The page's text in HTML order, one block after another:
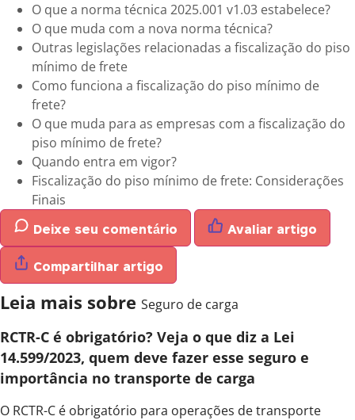
O que a norma técnica 2025.001 v1.03 estabelece?
O que muda com a nova norma técnica?
Outras legislações relacionadas a fiscalização do piso
mínimo de frete
Como funciona a fiscalização do piso mínimo de
frete?
O que muda para as empresas com a fiscalização do
piso mínimo de frete?
Quando entra em vigor?
Fiscalização do piso mínimo de frete: Considerações
Finais
Deixe seu comentário
Avaliar artigo
Compartilhar artigo
Leia mais sobre Seguro de carga
RCTR-C é obrigatório? Veja o que diz a Lei
14.599/2023, quem deve fazer esse seguro e
importância no transporte de carga
O RCTR-C é obrigatório para operações de transporte